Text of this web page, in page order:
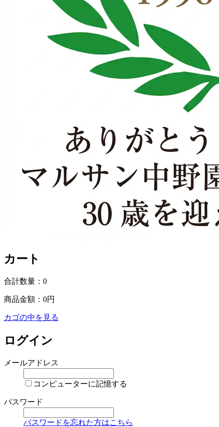
カート
合計数量： 0
商品金額： 0円
カゴの中を見る
ログイン
メールアドレス
コンピューターに記憶する
パスワード
パスワードを忘れた方はこちら